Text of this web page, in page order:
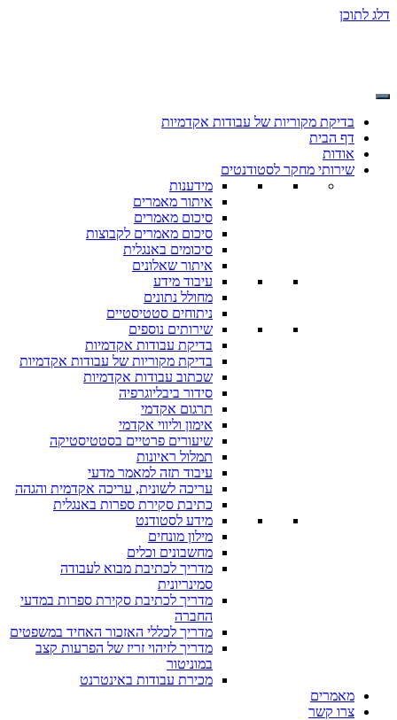
דלג לתוכן
בדיקת מקוריות של עבודות אקדמיות
דף הבית
אודות
שירותי מחקר לסטודנטים
מידענות
איתור מאמרים
סיכום מאמרים
סיכום מאמרים לקבוצות
סיכומים באנגלית
איתור שאלונים
עיבוד מידע
מחולל נתונים
ניתוחים סטטיסטיים
שירותים נוספים
בדיקת עבודות אקדמיות
בדיקת מקוריות של עבודות אקדמיות
שכתוב עבודות אקדמיות
סידור ביבליוגרפיה
תרגום אקדמי
אימון וליווי אקדמי
שיעורים פרטיים בסטטיסטיקה
תמלול ראיונות
עיבוד תזה למאמר מדעי
עריכה לשונית, עריכה אקדמית והגהה
כתיבת סקירת ספרות באנגלית
מידע לסטודנט
מילון מונחים
מחשבונים וכלים
מדריך לכתיבת מבוא לעבודה
סמינריונית
מדריך לכתיבת סקירת ספרות במדעי
החברה
מדריך לכללי האזכור האחיד במשפטים
מדריך לזיהוי זריז של הפרעות קצב
במוניטור
מכירת עבודות באינטרנט
מאמרים
צרו קשר